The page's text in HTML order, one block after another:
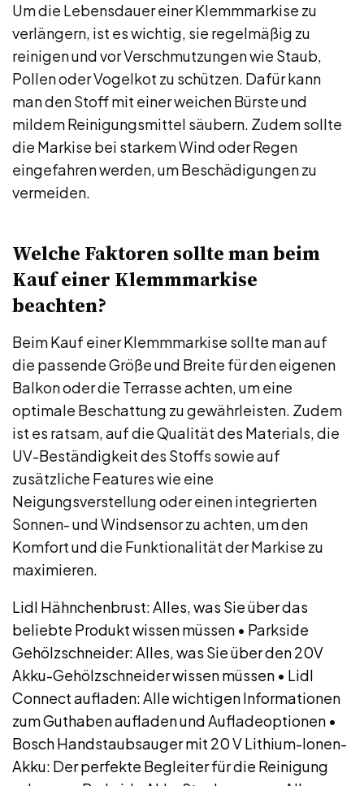
Um die Lebensdauer einer Klemmmarkise zu
verlängern, ist es wichtig, sie regelmäßig zu
reinigen und vor Verschmutzungen wie Staub,
Pollen oder Vogelkot zu schützen. Dafür kann
man den Stoff mit einer weichen Bürste und
mildem Reinigungsmittel säubern. Zudem sollte
die Markise bei starkem Wind oder Regen
eingefahren werden, um Beschädigungen zu
vermeiden.
Welche Faktoren sollte man beim
Kauf einer Klemmmarkise
beachten?
Beim Kauf einer Klemmmarkise sollte man auf
die passende Größe und Breite für den eigenen
Balkon oder die Terrasse achten, um eine
optimale Beschattung zu gewährleisten. Zudem
ist es ratsam, auf die Qualität des Materials, die
UV-Beständigkeit des Stoffs sowie auf
zusätzliche Features wie eine
Neigungsverstellung oder einen integrierten
Sonnen- und Windsensor zu achten, um den
Komfort und die Funktionalität der Markise zu
maximieren.
Lidl Hähnchenbrust: Alles, was Sie über das
beliebte Produkt wissen müssen • Parkside
Gehölzschneider: Alles, was Sie über den 20V
Akku-Gehölzschneider wissen müssen • Lidl
Connect aufladen: Alle wichtigen Informationen
zum Guthaben aufladen und Aufladeoptionen •
Bosch Handstaubsauger mit 20 V Lithium-Ionen-
Akku: Der perfekte Begleiter für die Reinigung